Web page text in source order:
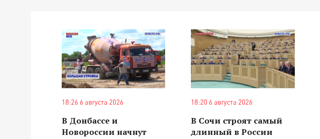
18:26 6 августа 2026
В Донбассе и
Новороссии начнут
18:20 6 августа 2026
В Сочи строят самый
длинный в России